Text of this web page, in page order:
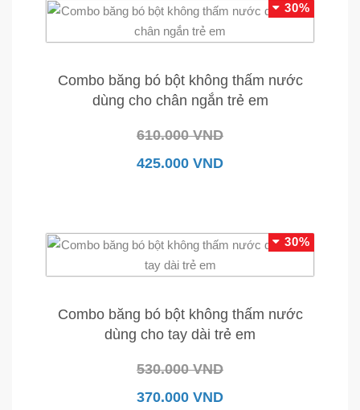
30%
Combo băng bó bột không thấm nước
dùng cho chân ngắn trẻ em
610.000 VND
425.000 VND
30%
Combo băng bó bột không thấm nước
dùng cho tay dài trẻ em
530.000 VND
370.000 VND